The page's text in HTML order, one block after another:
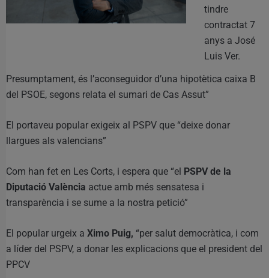
tindre
contractat 7
anys a José
Luis Ver.
Presumptament, és l’aconseguidor d’una hipotètica caixa B
del PSOE, segons relata el sumari de Cas Assut”
El portaveu popular exigeix al PSPV que “deixe donar
llargues als valencians”
Com han fet en Les Corts, i espera que “el PSPV de la
Diputació València actue amb més sensatesa i
transparència i se sume a la nostra petició”
El popular urgeix a Ximo Puig, “per salut democràtica, i com
a líder del PSPV, a donar les explicacions que el president del
PPCV